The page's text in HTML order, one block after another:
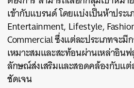
เข้ากับแบรนด์ โดยแบ่งเป็นห้าประ
Entertainment, Lifestyle,
Commercial ซึ่งแต่ละประเภทจะมี
เหมาะสมและสะท้อนผ่านเหล่าอิน
ลักษณ์ส่งเสริมและสอดคล้องกับแต่
ชัดเจน